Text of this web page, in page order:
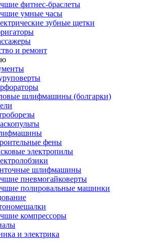
фитнес-браслеты
умные часы
зубные щетки
и ремонт
шлифмашины (болгарки)
фены
электропилы
шлифмашины
пневмогайковерты
полировальные машинки
компрессоры
и электрика